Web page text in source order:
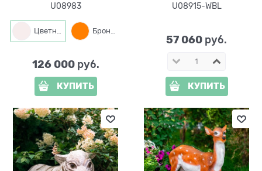
U08983
Цветная Бронза
126 000 руб.
КУПИТЬ
U08915-WBL
57 060 руб.
КУПИТЬ